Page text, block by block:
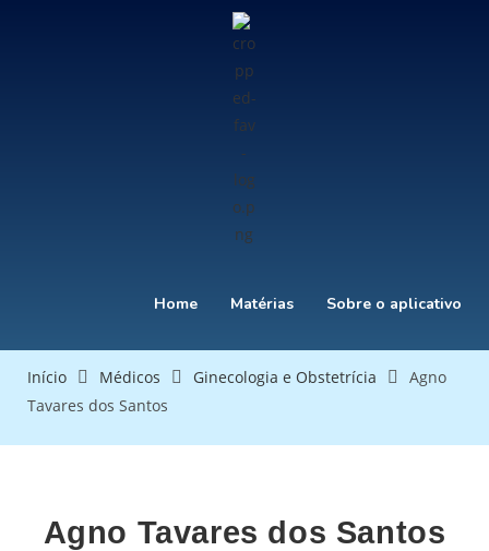
Home Matérias Sobre o aplicativo
Início Médicos Ginecologia e Obstetrícia
Agno
Tavares dos Santos
Agno Tavares dos Santos